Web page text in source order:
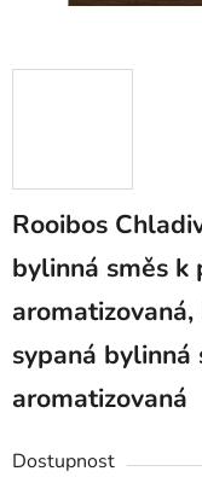
Rooibos
bylinná směs k
sypaná bylinná
aromatizovaná
Dostupnost